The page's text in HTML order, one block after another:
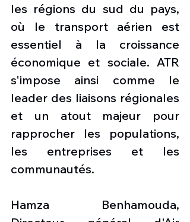
les régions du sud du pays,
où le transport aérien est
essentiel à la croissance
économique et sociale. ATR
s'impose ainsi comme le
leader des liaisons régionales
et un atout majeur pour
rapprocher les populations,
les entreprises et les
communautés.
Hamza Benhamouda,